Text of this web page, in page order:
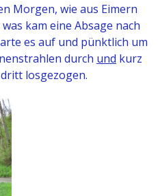
Morgen, wie aus Eimern
kam eine Absage nach
es auf und pünktlich um
durch und kurz
losgezogen.